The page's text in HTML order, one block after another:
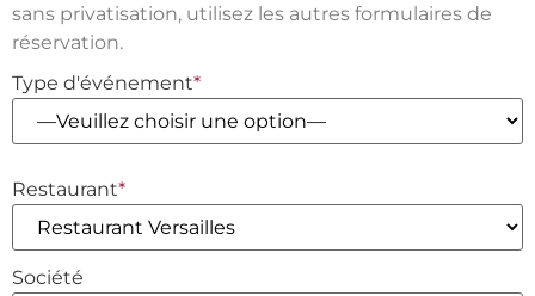
sans privatisation, utilisez les autres formulaires de
réservation.
Type d'événement*
Restaurant*
Société